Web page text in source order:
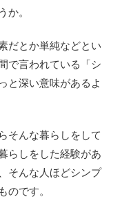
か。
だとか単純などとい
で言われている「シ
と深い意味があるよ
そんな暮らしをして
らしをした経験があ
そんな人ほどシンプ
のです。